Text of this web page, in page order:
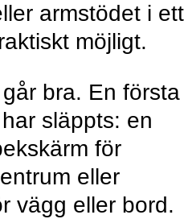
armstödet i ett
möjligt.
bra. En första
släppts: en
för
eller
vägg eller bord.